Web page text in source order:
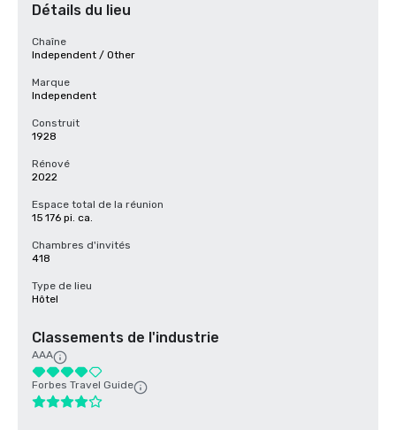
Détails du lieu
Chaîne
Independent / Other
Marque
Independent
Construit
1928
Rénové
2022
Espace total de la réunion
15 176 pi. ca.
Chambres d'invités
418
Type de lieu
Hôtel
Classements de l'industrie
AAA
Forbes Travel Guide